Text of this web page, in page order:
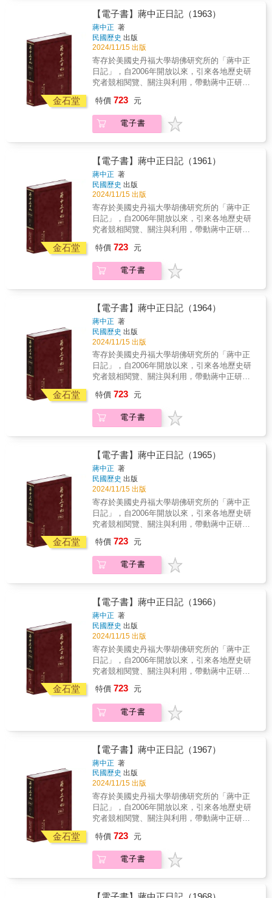
灣，卻因為中共與蘇聯結盟，正式對史達林臣
服，讓蘇聯勢力直入東亞和南海，因此考慮改
變對臺灣的政策；接著韓戰的突然發生，顯示
共產集團勢力不斷對外擴展，於是決定介入臺
海。史達林、金日成和毛澤東的決策和美國的
因應，反而形成了中華民國在臺灣復興的契
機。 韓戰中止之後，中共立即增兵沿海，企
圖攻略浙東沿海島嶼，作為再進犯金門以及臺
灣的第一步，與國軍不斷進行海空交戰。最後
三軍兵力、壓倒式的絕對優勢，攻下了浙江外
海大陳列島的門戶一江山島。反共救國軍在孤
軍奮戰、明知有死無生的戰鬥中，所表現的大
野，也感動了美國國會，隨即通過了授權美總
統在臺海用兵的《臺灣決議案》，進而促使參
議院批准《中美共同防禦條約》。 只是美方
卻因其全球戰略的考慮，主動願意協助將大陳
軍民撤回到臺灣。而蔣中正總統為了要確保金
門和馬祖，乃致力進行對美國的外交交涉，終
於在美方提供了祕密保證，願協助臺北防衛金
於1955年2月間在密切合作下，將大陳三萬二千
軍民全數安全撤來臺灣，建立了一個兩國兩軍
大型軍事合作的成功範例。 讓我們一起跟著
人，以及各級外交人員，為著保衛國家安全、
促進國家利益而殫精竭慮，從大陸上的慘痛失
敗轉而在臺灣復興的關鍵過程。 關於反共救
國軍的整建，也可參考以下史料：林桶法主
編，《冷戰下的國軍游擊隊──反共救國軍》
（上下冊）。**再版對內容做了部分修正以及資
料增補，以民國歷史文化學社最新出版的《蔣
中正日記》重新校對日記內容，並新增初版未
收錄的多幅照片，分軍事、外交、人物篇，對
未來。
奠定了後來發展的基礎，不論從海峽兩岸或是
國際情勢的發展來看，軍事和外交的因素都扮
演了最重要的角色。回顧1950年代前期的世
局，是美國和蘇聯所分別領導的民主和共產國
家間的冷戰和熱戰交互進行的時代，也是兩岸
不斷兵戎相見的時代。其中對中華民國生存發
展影響最大的，首推中共的作為和美國的對華
動無產階級專政的仇恨統治，使得許多對它有
期待的人民失望、甚至轉而反對，而它在國外
向蘇聯史達林政府亦步亦趨地學習、徹底進行
經決定袖手，有人甚至準備接受中共占領臺
灣，卻因為中共與蘇聯結盟，正式對史達林臣
服，讓蘇聯勢力直入東亞和南海，因此考慮改
變對臺灣的政策；接著韓戰的突然發生，顯示
共產集團勢力不斷對外擴展，於是決定介入臺
海。史達林、金日成和毛澤東的決策和美國的
因應，反而形成了中華民國在臺灣復興的契
圖攻略浙東沿海島嶼，作為再進犯金門以及臺
在1955年1月，共軍以最先進的裝備、十餘倍的
三軍兵力、壓倒式的絕對優勢，攻下了浙江外
海大陳列島的門戶一江山島。反共救國軍在孤
軍奮戰、明知有死無生的戰鬥中，所表現的大
無畏戰志和重創共軍的戰果，卻鼓舞了全國朝
野，也感動了美國國會，隨即通過了授權美總
統在臺海用兵的《臺灣決議案》，進而促使參
議院批准《中美共同防禦條約》。 只是美方
卻因其全球戰略的考慮，主動願意協助將大陳
軍民撤回到臺灣。而蔣中正總統為了要確保金
門和馬祖，乃致力進行對美國的外交交涉，終
於在美方提供了祕密保證，願協助臺北防衛金
馬之後，同意撤回大陳軍民。於是，中美兩軍
於1955年2月間在密切合作下，將大陳三萬二千
軍民全數安全撤來臺灣，建立了一個兩國兩軍
中，政府的反共救國軍游擊隊和陸海空軍軍
人，以及各級外交人員，為著保衛國家安全、
促進國家利益而殫精竭慮，從大陸上的慘痛失
敗轉而在臺灣復興的關鍵過程。 關於反共救
國軍的整建，也可參考以下史料：林桶法主
編，《冷戰下的國軍游擊隊──反共救國軍》
（上下冊）。**再版對內容做了部分修正以及資
中正日記》重新校對日記內容，並新增初版未
應書中所提及的人、事、物，回顧過去也展望
未來。
期內日記。 以毛筆行草的日記原稿，閱讀實
為不易。本書根據蔣中正親筆書寫的日記手
稿，以逐字打字校對的方式，忠實呈現日記的
原貌。對日記涉及的人物與事件，詳加註釋，
力求周延，書後並附索引，方便讀者的索解運
用。是海內外最具正統、真實、權威之版本。
★本書獨家特色★ 1. 以手稿本為依據，真實
鍵錄 2. 審慎校對，錯漏別字，詳細註記 3. 加
註人名及重要史事，方便檢閱 4. 專家學者撰寫
選珍貴照片 6. 每冊並附索引，以利檢索 7. 國
史館唯一授權，海內外最正統版本 ◆個人捧
讀．學者研究．傳家珍典．圖書庋藏．權威必
性格相當突出與明顯，8月間，美國駐臺北外交
人員已開始注意到，中華民國政府突然在「反
攻大陸」輿論宣傳上更加積極，只不過此刻美
方尚無法分辨此一宣傳論調的轉變，究竟出於
內部政治目的，抑或是認真的，當時序來到
1962年之後，世人發現蔣中正欲發動軍事反攻
大陸行動，態度確實是認真的。 年終之際，
（John F. Kennedy），傳達重要訊息。這份函
件，終因副總統陳誠對其內容態度頗有猶疑與
保留，以及外交部長沈昌煥提出不同意見，而
繞在此議題所引發的諸多爭議，實為影響1962
年臺灣政治、外交、經濟與社會的最主要特
徵，並成為該年內盤踞在蔣中正心中一項最重
要也最為困擾的決策與治國議題。 本年日記
主要內容包括：美國轉變刺激、經濟動員開
始、外交斡旋不停、軍事行動轉向、反攻大陸
暫緩。
金石堂
【電子書】蔣中正日記（1963）
蔣中正 著
民國歷史 出版
2024/11/15 出版
寄存於美國史丹福大學胡佛研究所的「蔣中正
日記」，自2006年開放以來，引來各地歷史研
究者競相閱覽、關注與利用，帶動蔣中正研究
館，民國歷史文化學社取得國史館獨家授權，
2023年10月31日率先出版1948年至1954年蔣中
正第一任總統任期間日記，共七冊；2024年4月
期內日記。 以毛筆行草的日記原稿，閱讀實
為不易。本書根據蔣中正親筆書寫的日記手
稿，以逐字打字校對的方式，忠實呈現日記的
原貌。對日記涉及的人物與事件，詳加註釋，
力求周延，書後並附索引，方便讀者的索解運
用。是海內外最具正統、真實、權威之版本。
★本書獨家特色★ 1. 以手稿本為依據，真實
鍵錄 2. 審慎校對，錯漏別字，詳細註記 3. 加
註人名及重要史事，方便檢閱 4. 專家學者撰寫
選珍貴照片 6. 每冊並附索引，以利檢索 7. 國
史館唯一授權，海內外最正統版本 ◆個人捧
讀．學者研究．傳家珍典．圖書庋藏．權威必
備◆ 山河破碎風飄絮 1963年的蔣中正，念茲
在茲的依然是有關反攻大陸的規劃與行動，由
於美國政府對於反攻大陸政策遲遲不願做出具
體協助承諾，且堅決反對國軍向大陸實施大規
模空投，因此中華民國政府於前一年秋天起，
改以發動一連串敵後滲透游擊行動，設法誘發
中國大陸內部的反共抗暴態勢，以向世人證明
大陸民心確實已經出現變化，替反攻行動形塑
有利的條件。 11月22日九全大會閉幕前夕的
選舉結果，蔣經國與其所支持的政戰系統王昇
等人獲得極高票數，加上陳誠得票不如預期，
翌日陳誠立即向蔣中正提出辭去行政院院長兼
中正的1963年，就在一種對副手抑鬱不快的心
境，劃下句點。 本年日記主要內容包括：明
年反攻回大陸、對美外交的挫折、對日邦交的
插曲、越南盟友遭推翻、美國總統遇刺、黨統
繼承的齟齬。
特價 723 元
電子書
金石堂
【電子書】蔣中正日記（1961）
蔣中正 著
民國歷史 出版
2024/11/15 出版
寄存於美國史丹福大學胡佛研究所的「蔣中正
日記」，自2006年開放以來，引來各地歷史研
究者競相閱覽、關注與利用，帶動蔣中正研究
館，民國歷史文化學社取得國史館獨家授權，
2023年10月31日率先出版1948年至1954年蔣中
正第一任總統任期間日記，共七冊；2024年4月
期內日記。 以毛筆行草的日記原稿，閱讀實
為不易。本書根據蔣中正親筆書寫的日記手
稿，以逐字打字校對的方式，忠實呈現日記的
原貌。對日記涉及的人物與事件，詳加註釋，
力求周延，書後並附索引，方便讀者的索解運
用。是海內外最具正統、真實、權威之版本。
★本書獨家特色★ 1. 以手稿本為依據，真實
鍵錄 2. 審慎校對，錯漏別字，詳細註記 3. 加
註人名及重要史事，方便檢閱 4. 專家學者撰寫
選珍貴照片 6. 每冊並附索引，以利檢索 7. 國
史館唯一授權，海內外最正統版本 ◆個人捧
讀．學者研究．傳家珍典．圖書庋藏．權威必
備◆ 對美外交轉危為安 1961年伊始，國內人
事相對穩定；雷震案餘波蕩漾，雖有「非常上
訴」之請，一切皆在掌控之中；惟在外交與國
際地位上面臨巨大挑戰。美國總統甘迺迪
（John F. Kennedy）入主白宮，華府當局有意
改變對華政策，過去十年來支持臺北代表全中
國的堅定立場逐步鬆動。面對美國政府可能著
手改變對華政策，蔣中正開始認真思考推動軍
事反攻大陸的具體措施。 1961年，蔣中正以
推動軍事反攻大陸的動員與準備，回應外交與
國際地位上面臨的巨大挑戰。在處理聯合國中
國代表權案、外蒙古加入聯合國爭議等問題方
高，8月初的訪美之行，沒有突出表現，而10月
中旬外蒙入聯問題決斷之際，卻因過勞引發肝
疾，入院檢查、出院休養，甚至考慮請辭。反
觀行政院政務委員蔣經國透過與中央情報局克
來因（Ray S. Cline）的非正式管道，在3月至4
月間處理滇緬國軍撤退、10月間處理外蒙入
聯，關鍵時刻屢屢發揮關鍵性作用。在「總統
老了怎麼辦」的疑問聲中，接班人的天平似乎
又更偏向蔣經國了。 本年日記主要內容包
行動時機的考慮、「兩個中國」的試探、詹森
訪華無結果、外蒙入聯再挑戰、法語非洲的要
脅、國家利益終須顧、國運的轉危為安、葉公
超黯然去職。
特價 723 元
電子書
金石堂
【電子書】蔣中正日記（1964）
蔣中正 著
民國歷史 出版
2024/11/15 出版
寄存於美國史丹福大學胡佛研究所的「蔣中正
日記」，自2006年開放以來，引來各地歷史研
究者競相閱覽、關注與利用，帶動蔣中正研究
館，民國歷史文化學社取得國史館獨家授權，
2023年10月31日率先出版1948年至1954年蔣中
正第一任總統任期間日記，共七冊；2024年4月
期內日記。 以毛筆行草的日記原稿，閱讀實
為不易。本書根據蔣中正親筆書寫的日記手
稿，以逐字打字校對的方式，忠實呈現日記的
原貌。對日記涉及的人物與事件，詳加註釋，
力求周延，書後並附索引，方便讀者的索解運
用。是海內外最具正統、真實、權威之版本。
★本書獨家特色★ 1. 以手稿本為依據，真實
鍵錄 2. 審慎校對，錯漏別字，詳細註記 3. 加
註人名及重要史事，方便檢閱 4. 專家學者撰寫
選珍貴照片 6. 每冊並附索引，以利檢索 7. 國
史館唯一授權，海內外最正統版本 ◆個人捧
讀．學者研究．傳家珍典．圖書庋藏．權威必
備◆ 內外正統性的維繫 1964年對蔣中正而
言，是一個非常具有挑戰性的一年。回顧歷
史，中華民國政府在1960年代之後，可說已經
處在一個相對穩定的黃金時期，拜東、西方冷
戰對抗之賜，臺北在國際上代表全中國的正當
性，獲得以美國為首全球反共陣營的支持，內
政上，在威權體制運作下，國民黨領導人打著
「國安」的大旗，對民間社會維持著有效的統
治，反對勢力的聲音在臺灣島內幾乎銷聲匿
跡，經濟上，臺灣的經濟體質從以農產品出口
為大宗，逐步發展轉型成為輕工業，以出口成
長來帶動經濟成長，而這段時期臺灣也從相對
生，並對中華民國政府在臺往後的治理格局，
帶來深遠影響。 1949年以後蔣中正「民族救
星」與偉人形象的塑造，在於維繫國民黨在台
統治與權力正當性，然而1964年《陳潔如回憶
錄》的出版，充分顯示威權時代蔣中正神聖形
象的塑造與維持，乃是需要付出極其昂貴的代
價，一旦威權褪色，民主潮流之風吹起，此種
形象之崩潰也必將更加徹底。 本年日記主要
內容包括：變局與挑戰、繼續代表全中國、人
家」、崇高聲望的打擊。
特價 723 元
電子書
金石堂
【電子書】蔣中正日記（1965）
蔣中正 著
民國歷史 出版
2024/11/15 出版
寄存於美國史丹福大學胡佛研究所的「蔣中正
日記」，自2006年開放以來，引來各地歷史研
究者競相閱覽、關注與利用，帶動蔣中正研究
館，民國歷史文化學社取得國史館獨家授權，
2023年10月31日率先出版1948年至1954年蔣中
正第一任總統任期間日記，共七冊；2024年4月
期內日記。 以毛筆行草的日記原稿，閱讀實
為不易。本書根據蔣中正親筆書寫的日記手
稿，以逐字打字校對的方式，忠實呈現日記的
原貌。對日記涉及的人物與事件，詳加註釋，
力求周延，書後並附索引，方便讀者的索解運
用。是海內外最具正統、真實、權威之版本。
★本書獨家特色★ 1. 以手稿本為依據，真實
鍵錄 2. 審慎校對，錯漏別字，詳細註記 3. 加
註人名及重要史事，方便檢閱 4. 專家學者撰寫
選珍貴照片 6. 每冊並附索引，以利檢索 7. 國
史館唯一授權，海內外最正統版本 ◆個人捧
讀．學者研究．傳家珍典．圖書庋藏．權威必
年的主要工作重心有兩大項，一是反攻大陸準
備，二是處理對美外交，此兩大工作重點彼此
相互牽連，又同時受到越南戰爭局勢演變所影
響，而該年內與中共之間兩次海戰的失利受
挫，導致蔣中正理解到國軍兩棲作戰能力的不
足。而美國自前一年夏天「東京灣事件」發生
後，決定擴大越南戰事，並對北越加強轟炸行
上前哨基地的重要性，卻也在無形之中造成華
府軍事援助臺灣的排擠效應，同時對於蔣中正
所提出的任何軍事反攻計畫，都無從答允承
中國大陸，終究成為蔣中正無從實現的夢
特價 723 元
電子書
金石堂
【電子書】蔣中正日記（1966）
蔣中正 著
民國歷史 出版
2024/11/15 出版
寄存於美國史丹福大學胡佛研究所的「蔣中正
日記」，自2006年開放以來，引來各地歷史研
究者競相閱覽、關注與利用，帶動蔣中正研究
館，民國歷史文化學社取得國史館獨家授權，
2023年10月31日率先出版1948年至1954年蔣中
正第一任總統任期間日記，共七冊；2024年4月
期內日記。 以毛筆行草的日記原稿，閱讀實
為不易。本書根據蔣中正親筆書寫的日記手
稿，以逐字打字校對的方式，忠實呈現日記的
原貌。對日記涉及的人物與事件，詳加註釋，
力求周延，書後並附索引，方便讀者的索解運
用。是海內外最具正統、真實、權威之版本。
★本書獨家特色★ 1. 以手稿本為依據，真實
鍵錄 2. 審慎校對，錯漏別字，詳細註記 3. 加
註人名及重要史事，方便檢閱 4. 專家學者撰寫
選珍貴照片 6. 每冊並附索引，以利檢索 7. 國
史館唯一授權，海內外最正統版本 ◆個人捧
讀．學者研究．傳家珍典．圖書庋藏．權威必
特價 723 元
電子書
金石堂
【電子書】蔣中正日記（1967）
蔣中正 著
民國歷史 出版
2024/11/15 出版
寄存於美國史丹福大學胡佛研究所的「蔣中正
日記」，自2006年開放以來，引來各地歷史研
究者競相閱覽、關注與利用，帶動蔣中正研究
館，民國歷史文化學社取得國史館獨家授權，
2023年10月31日率先出版1948年至1954年蔣中
正第一任總統任期間日記，共七冊；2024年4月
期內日記。 以毛筆行草的日記原稿，閱讀實
特價 723 元
電子書